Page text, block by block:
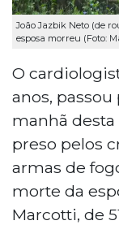
João Jazbik Neto (de
esposa morreu (Foto:
O
anos,
manhã desta
preso pelos
armas de
morte da
Marcotti, de